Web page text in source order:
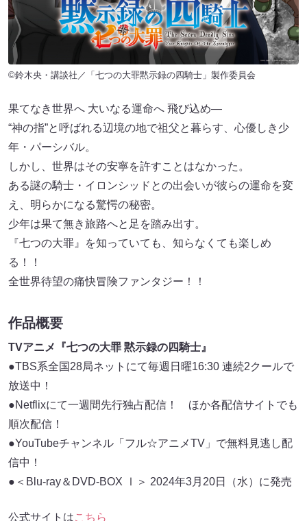
©鈴木央・講談社／「七つの大罪黙示録の四騎士」製作委員会
果てなき世界へ 大いなる運命へ 飛び込め―
“神の指”と呼ばれる辺境の地で祖父と暮らす、心優しき少
年・パーシバル。
しかし、世界はその安寧を許すことはなかった。
ある謎の騎士・イロンシッドとの出会いが彼らの運命を変
え、明らかになる驚愕の秘密。
少年は果て無き旅路へと足を踏み出す。
『七つの大罪』を知っていても、知らなくても楽しめ
る！！
全世界待望の痛快冒険ファンタジー！！
作品概要
TVアニメ『七つの大罪 黙示録の四騎士』
●TBS系全国28局ネットにて毎週日曜16:30 連続2クールで
放送中！
●Netflixにて一週間先行独占配信！ ほか各配信サイトでも
順次配信！
●YouTubeチャンネル「フル☆アニメTV」で無料見逃し配
信中！
●＜Blu-ray＆DVD-BOX Ⅰ＞ 2024年3月20日（水）に発売
公式サイトはこちら